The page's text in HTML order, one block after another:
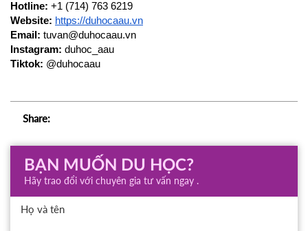
Hotline: +1 (714) 763 6219
Website: https://duhocaau.vn
Email: tuvan@duhocaau.vn
Instagram: duhoc_aau
Tiktok: @duhocaau
Share:
BẠN MUỐN DU HỌC?
Hãy trao đổi với chuyên gia tư vấn ngay .
Họ và tên